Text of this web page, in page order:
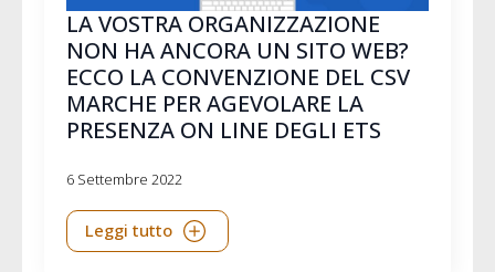
LA VOSTRA ORGANIZZAZIONE
NON HA ANCORA UN SITO WEB?
ECCO LA CONVENZIONE DEL CSV
MARCHE PER AGEVOLARE LA
PRESENZA ON LINE DEGLI ETS
6 Settembre 2022
Leggi tutto